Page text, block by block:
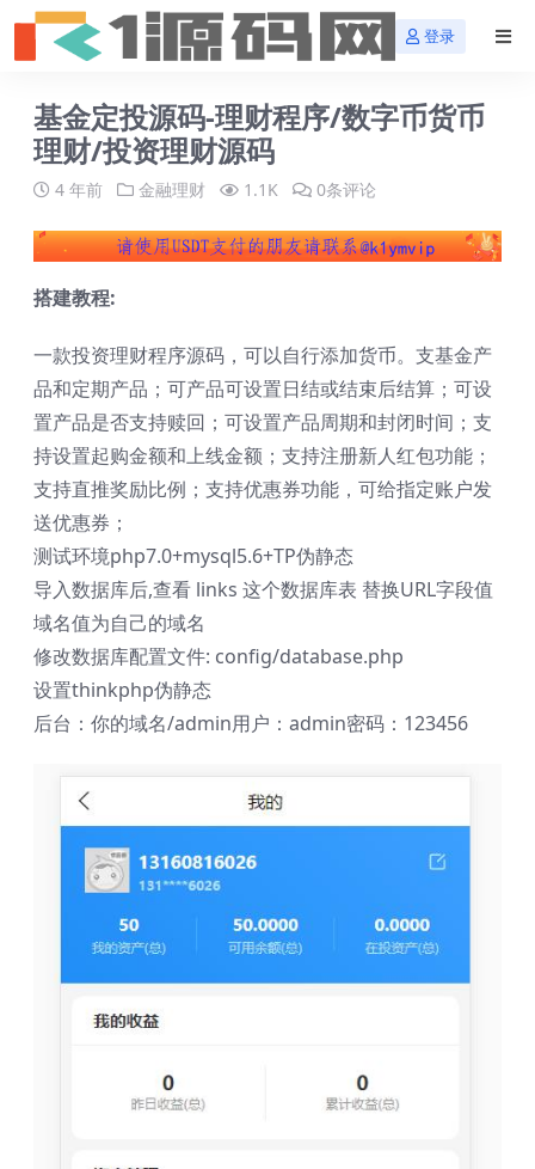
登录
基金定投源码-理财程序/数字币货币
理财/投资理财源码
4 年前 金融理财 1.1K 0条评论
搭建教程:
一款投资理财程序源码，可以自行添加货币。支基金产
品和定期产品；可产品可设置日结或结束后结算；可设
置产品是否支持赎回；可设置产品周期和封闭时间；支
持设置起购金额和上线金额；支持注册新人红包功能；
支持直推奖励比例；支持优惠券功能，可给指定账户发
送优惠券；
测试环境php7.0+mysql5.6+TP伪静态
导入数据库后,查看 links 这个数据库表 替换URL字段值
域名值为自己的域名
修改数据库配置文件: config/database.php
设置thinkphp伪静态
后台：你的域名/admin用户：admin密码：123456